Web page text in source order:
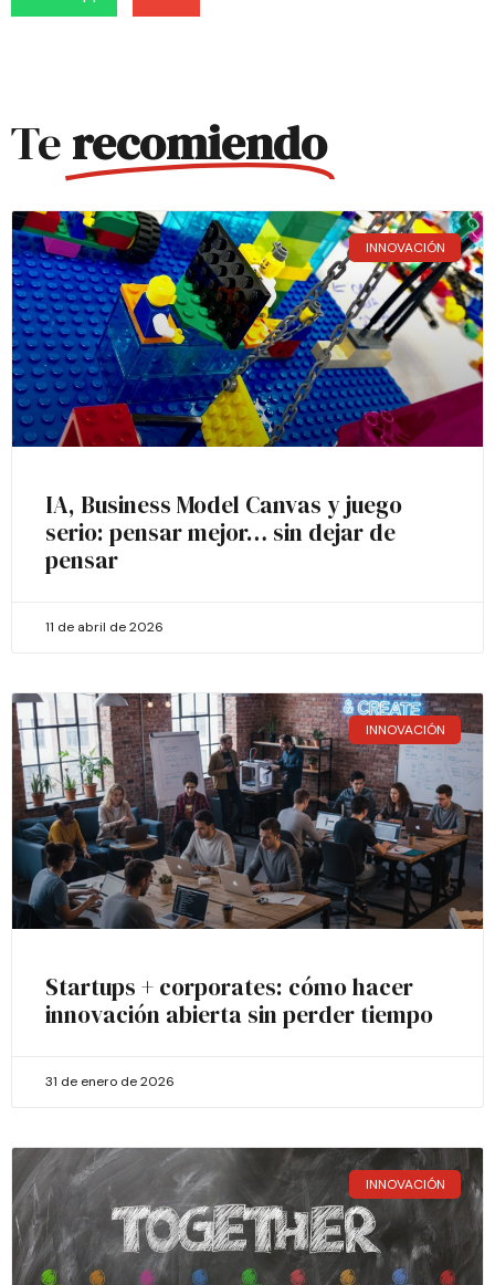
Terecomiendo
INNOVACIÓN
IA, Business Model Canvas y juego
serio: pensar mejor… sin dejar de
pensar
11 de abril de 2026
INNOVACIÓN
Startups + corporates: cómo hacer
innovación abierta sin perder tiempo
31 de enero de 2026
INNOVACIÓN